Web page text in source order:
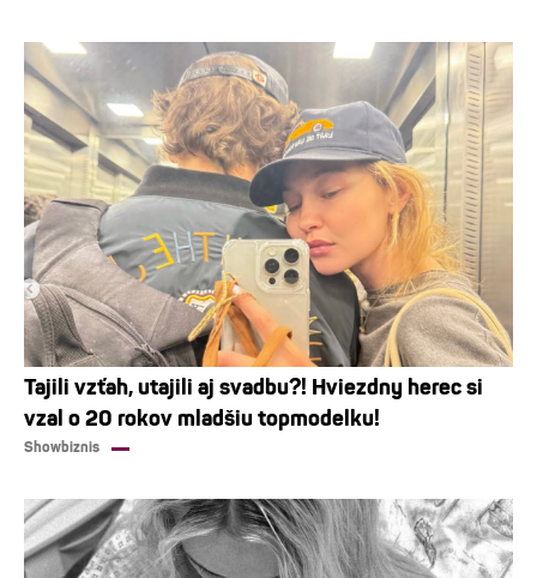
Tajili vzťah, utajili aj svadbu?! Hviezdny herec si
vzal o 20 rokov mladšiu topmodelku!
Showbiznis